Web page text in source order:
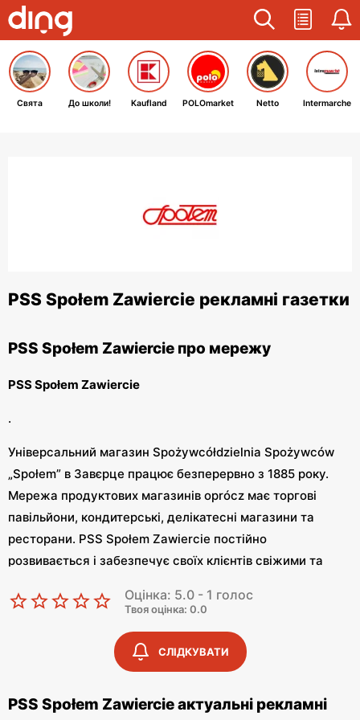
Свята До школи! Kaufland POLOmarket Netto Intermarche
PSS Społem Zawiercie рекламні газетки
PSS Społem Zawiercie про мережу
PSS Społem Zawiercie
.
Універсальний магазин Spożywcółdzielnia Spożywców
„Społem” в Завєрце працює безперервно з 1885 року.
Мережа продуктових магазинів oprócz має торгові
павільйони, кондитерські, делікатесні магазини та
ресторани. PSS Społem Zawiercie постійно
розвивається і забезпечує своїх клієнтів свіжими та
PSS Społem Zawiercie – акції
деяких точках додатково діють такі ж знижки, як і в
Оцінка: 5.0 - 1 голос
Твоя оцінка: 0.0
СЛІДКУВАТИ
PSS Społem Zawiercie актуальні рекламні